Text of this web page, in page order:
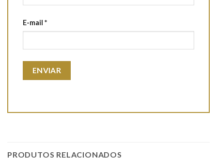
E-mail *
PRODUTOS RELACIONADOS